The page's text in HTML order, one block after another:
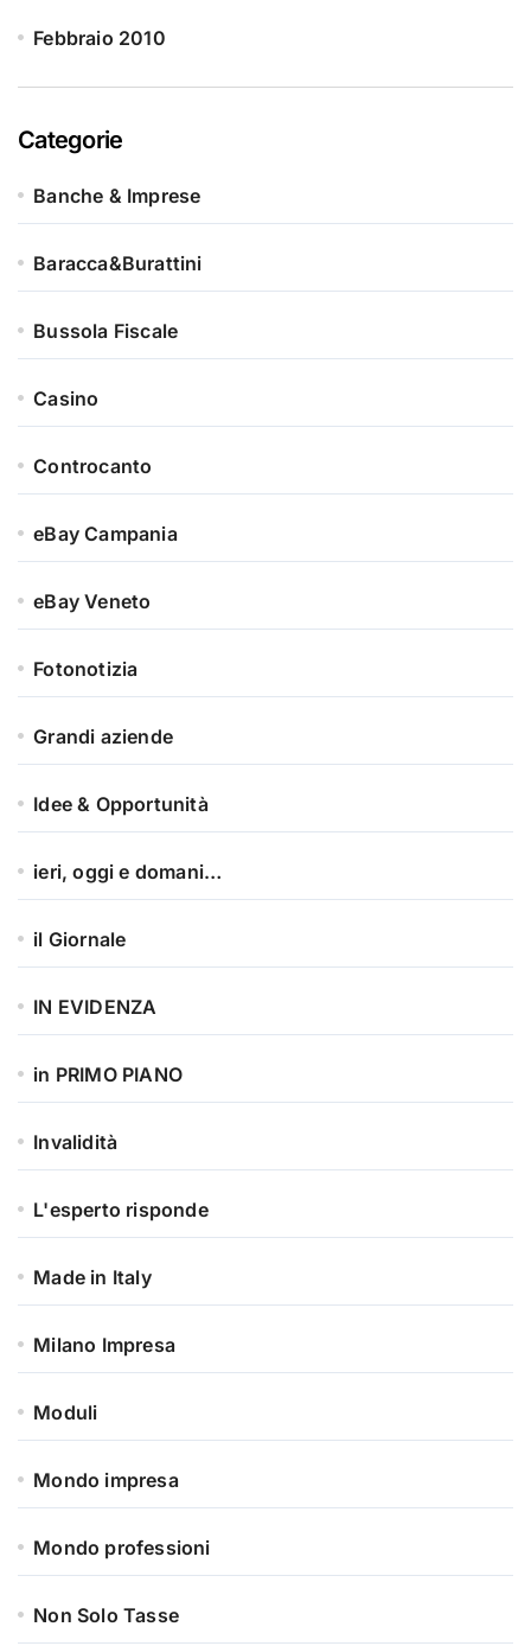
Febbraio 2010
Categorie
Banche & Imprese
Baracca&Burattini
Bussola Fiscale
Casino
Controcanto
eBay Campania
eBay Veneto
Fotonotizia
Grandi aziende
Idee & Opportunità
ieri, oggi e domani…
il Giornale
IN EVIDENZA
in PRIMO PIANO
Invalidità
L'esperto risponde
Made in Italy
Milano Impresa
Moduli
Mondo impresa
Mondo professioni
Non Solo Tasse